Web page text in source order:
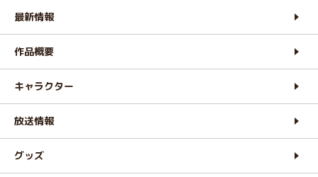
最新情報
作品概要
キャラクター
放送情報
グッズ